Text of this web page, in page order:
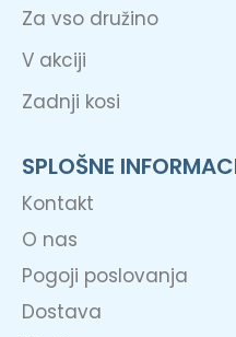
Za vso družino
V akciji
Zadnji kosi
SPLOŠNE
Kontakt
O nas
Pogoji poslovanja
Dostava